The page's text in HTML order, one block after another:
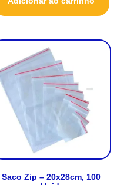
Saco Zip – 20x28cm, 100